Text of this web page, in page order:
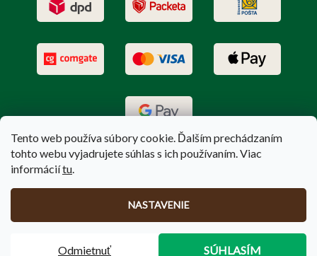
Tento web používa súbory cookie. Ďalším prechádzaním
tohto webu vyjadrujete súhlas s ich používaním. Viac
informáciítu.
NASTAVENIE
Odmietnuť SÚHLASÍM
PoľovníctvoTerem.sk. Všetky práva vyhradené.
Upraviť nastavenie cookies